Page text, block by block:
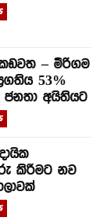
– මීරිගම
53%
ජනතා අයිතියට
කිරීමට නව